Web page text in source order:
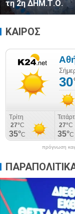
τη 2η ΔΗΜ.Τ.Ο.
ΚΑΙΡΟΣ
πρόγνωση